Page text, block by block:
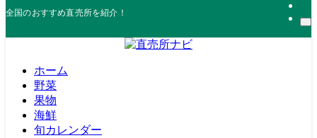
全国のおすすめ直売所を紹介！
ホーム
野菜
果物
海鮮
旬カレンダー